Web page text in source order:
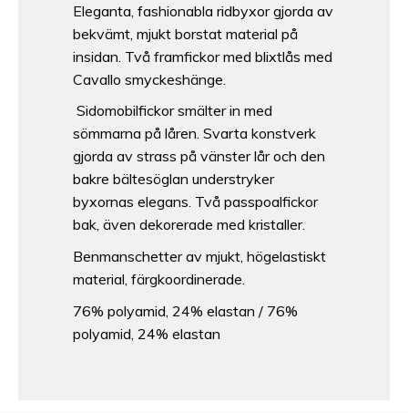
Eleganta, fashionabla ridbyxor gjorda av
bekvämt, mjukt borstat material på
insidan. Två framfickor med blixtlås med
Cavallo smyckeshänge.
Sidomobilfickor smälter in med
sömmarna på låren. Svarta konstverk
gjorda av strass på vänster lår och den
bakre bältesöglan understryker
byxornas elegans. Två passpoalfickor
bak, även dekorerade med kristaller.
Benmanschetter av mjukt, högelastiskt
material, färgkoordinerade.
76% polyamid, 24% elastan / 76%
polyamid, 24% elastan